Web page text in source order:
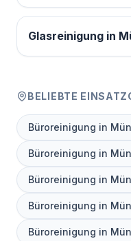
Glasreinigung in
BELIEBTE
Büroreinigung in
Büroreinigung in
Büroreinigung in
Büroreinigung in
Büroreinigung in